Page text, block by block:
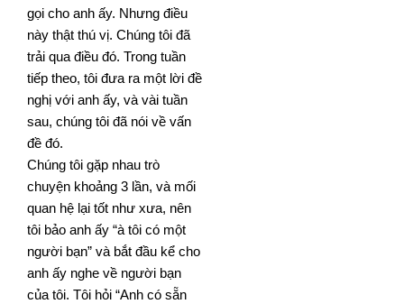
gọi cho anh ấy. Nhưng điều
này thật thú vị. Chúng tôi đã
trải qua điều đó. Trong tuần
tiếp theo, tôi đưa ra một lời đề
nghị với anh ấy, và vài tuần
sau, chúng tôi đã nói về vấn
đề đó.
Chúng tôi gặp nhau trò
chuyện khoảng 3 lần, và mối
quan hệ lại tốt như xưa, nên
tôi bảo anh ấy “à tôi có một
người bạn” và bắt đầu kể cho
anh ấy nghe về người bạn
của tôi. Tôi hỏi “Anh có sẵn